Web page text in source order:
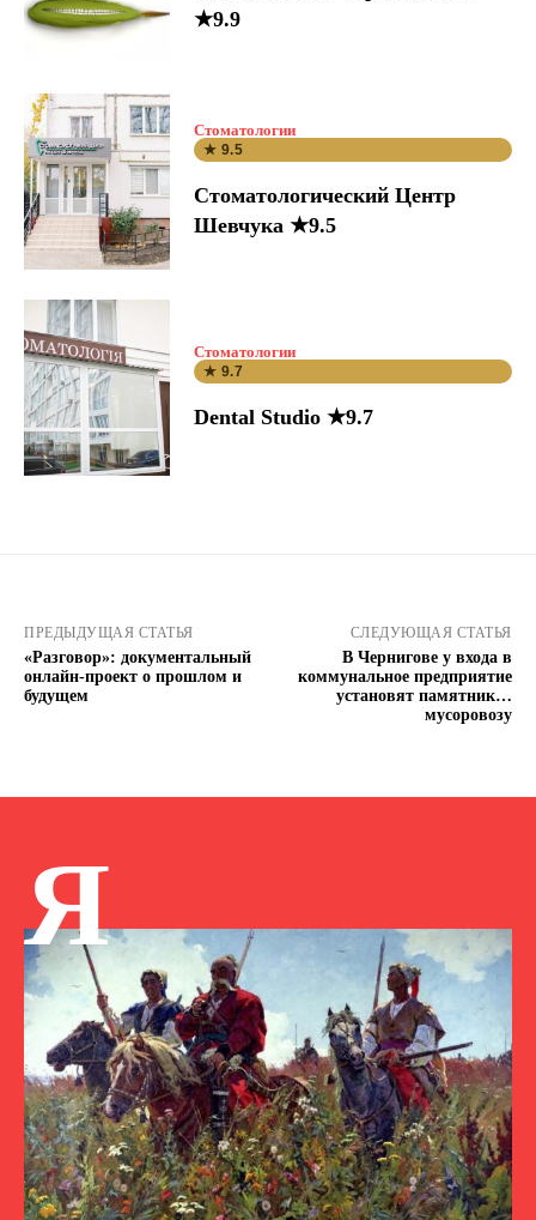
★9.9
Стоматологии
★ 9.5
Стоматологический Центр
Шевчука ★9.5
Стоматологии
★ 9.7
Dental Studio ★9.7
ПРЕДЫДУЩАЯ СТАТЬЯ
«Разговор»: документальный
онлайн-проект о прошлом и
будущем
СЛЕДУЮЩАЯ СТАТЬЯ
В Чернигове у входа в
коммунальное предприятие
установят памятник…
мусоровозу
Я